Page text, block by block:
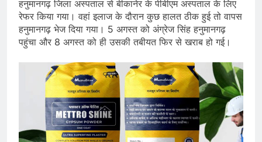
हनुमानगढ़ जिला अस्पताल से बीकानेर के पीबीएम अस्पताल के लिए
रेफर किया गया। वहां इलाज के दौरान कुछ हालत ठीक हुई तो वापस
हनुमानगढ़ भेज दिया गया। 5 अगस्त को अंग्रेज सिंह हनुमानगढ़
पहुंचा और 8 अगस्त को ही उसकी तबीयत फिर से खराब हो गई।